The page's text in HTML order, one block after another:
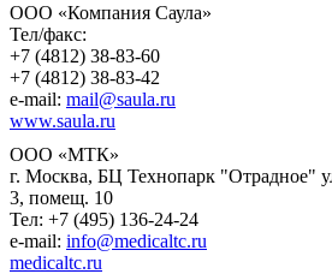
ООО «Компания Саула»
Тел/факс:
+7 (4812) 38-83-60
+7 (4812) 38-83-42
e-mail: mail@saula.ru
www.saula.ru
ООО «МТК»
г. Москва, БЦ Технопарк "Отрадное"
3, помещ. 10
Тел: +7 (495) 136-24-24
e-mail: info@medicaltc.ru
medicaltc.ru